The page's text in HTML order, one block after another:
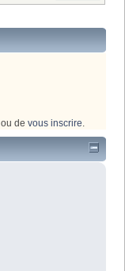
ou de vous inscrire.